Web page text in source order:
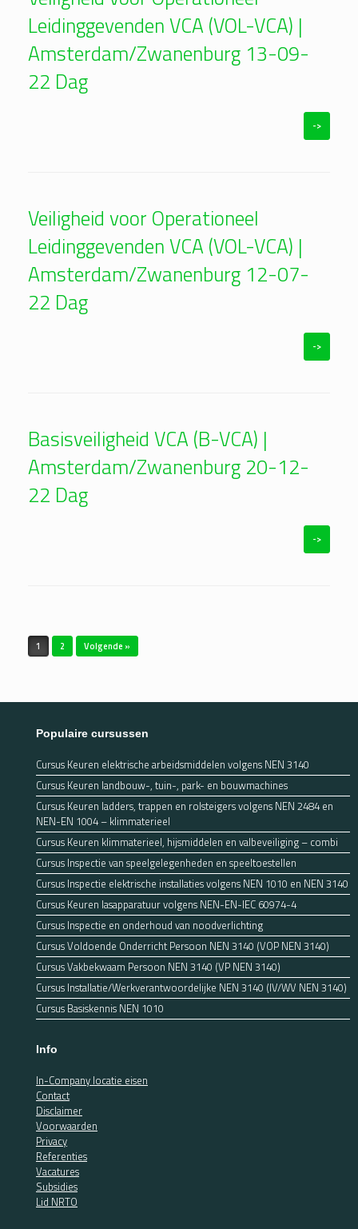
Leidinggevenden VCA (VOL-VCA) |
Amsterdam/Zwanenburg 13-09-
22 Dag
->
Veiligheid voor Operationeel
Leidinggevenden VCA (VOL-VCA) |
Amsterdam/Zwanenburg 12-07-
22 Dag
->
Basisveiligheid VCA (B-VCA) |
Amsterdam/Zwanenburg 20-12-
22 Dag
->
1 2 Volgende »
Populaire cursussen
Cursus Keuren elektrische arbeidsmiddelen volgens NEN 3140
Cursus Keuren landbouw-, tuin-, park- en bouwmachines
Cursus Keuren ladders, trappen en rolsteigers volgens NEN 2484 en
NEN-EN 1004 – klimmaterieel
Cursus Keuren klimmaterieel, hijsmiddelen en valbeveiliging – combi
Cursus Inspectie van speelgelegenheden en speeltoestellen
Cursus Inspectie elektrische installaties volgens NEN 1010 en NEN 3140
Cursus Keuren lasapparatuur volgens NEN-EN-IEC 60974-4
Cursus Inspectie en onderhoud van noodverlichting
Cursus Voldoende Onderricht Persoon NEN 3140 (VOP NEN 3140)
Cursus Vakbekwaam Persoon NEN 3140 (VP NEN 3140)
Cursus Installatie/Werkverantwoordelijke NEN 3140 (IV/WV NEN 3140)
Cursus Basiskennis NEN 1010
Info
In-Company locatie eisen
Contact
Disclaimer
Voorwaarden
Privacy
Referenties
Vacatures
Subsidies
Lid NRTO